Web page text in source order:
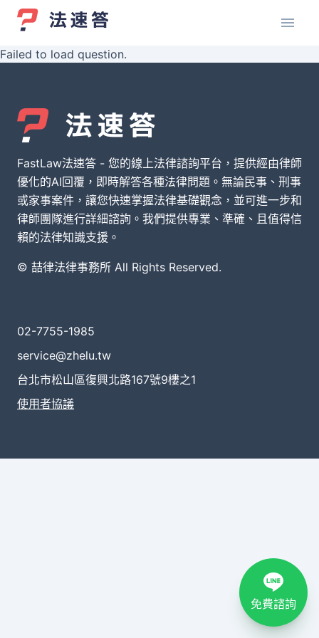
Failed to load question.
FastLaw法速答 - 您的線上法律諮詢平台，提供經由律師
優化的AI回覆，即時解答各種法律問題。無論民事、刑事
或家事案件，讓您快速掌握法律基礎觀念，並可進一步和
律師團隊進行詳細諮詢。我們提供專業、準確、且值得信
賴的法律知識支援。
© 喆律法律事務所 All Rights Reserved.
02-7755-1985
service@zhelu.tw
台北市松山區復興北路167號9樓之1
使用者協議
免費諮詢